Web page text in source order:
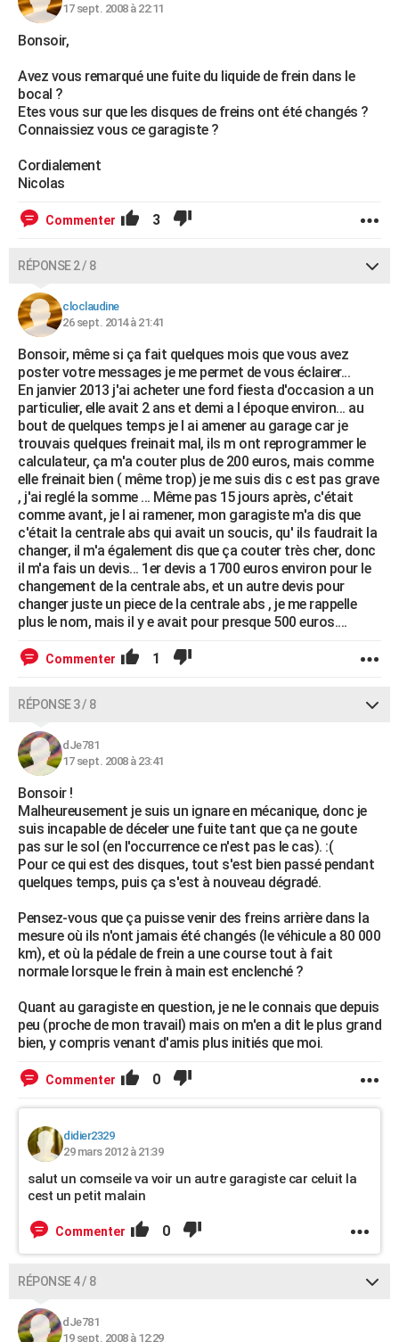
17 sept. 2008 à 22:11
Bonsoir,
Avez vous remarqué une fuite du liquide de frein dans le
bocal ?
Etes vous sur que les disques de freins ont été changés ?
Connaissiez vous ce garagiste ?
Cordialement
Nicolas
Commenter 3
RÉPONSE 2 / 8
cloclaudine
26 sept. 2014 à 21:41
Bonsoir, même si ça fait quelques mois que vous avez
poster votre messages je me permet de vous éclairer...
En janvier 2013 j'ai acheter une ford fiesta d'occasion a un
particulier, elle avait 2 ans et demi a l époque environ... au
bout de quelques temps je l ai amener au garage car je
trouvais quelques freinait mal, ils m ont reprogrammer le
calculateur, ça m'a couter plus de 200 euros, mais comme
elle freinait bien ( même trop) je me suis dis c est pas grave
, j'ai reglé la somme ... Même pas 15 jours après, c'était
comme avant, je l ai ramener, mon garagiste m'a dis que
c'était la centrale abs qui avait un soucis, qu' ils faudrait la
changer, il m'a également dis que ça couter très cher, donc
il m'a fais un devis... 1er devis a 1700 euros environ pour le
changement de la centrale abs, et un autre devis pour
changer juste un piece de la centrale abs , je me rappelle
plus le nom, mais il y e avait pour presque 500 euros....
Commenter 1
RÉPONSE 3 / 8
dJe781
17 sept. 2008 à 23:41
Bonsoir !
Malheureusement je suis un ignare en mécanique, donc je
suis incapable de déceler une fuite tant que ça ne goute
pas sur le sol (en l'occurrence ce n'est pas le cas). :(
Pour ce qui est des disques, tout s'est bien passé pendant
quelques temps, puis ça s'est à nouveau dégradé.
Pensez-vous que ça puisse venir des freins arrière dans la
mesure où ils n'ont jamais été changés (le véhicule a 80 000
km), et où la pédale de frein a une course tout à fait
normale lorsque le frein à main est enclenché ?
Quant au garagiste en question, je ne le connais que depuis
peu (proche de mon travail) mais on m'en a dit le plus grand
bien, y compris venant d'amis plus initiés que moi.
Commenter 0
didier2329
29 mars 2012 à 21:39
salut un comseile va voir un autre garagiste car celuit la
cest un petit malain
Commenter 0
RÉPONSE 4 / 8
dJe781
19 sept. 2008 à 12:29